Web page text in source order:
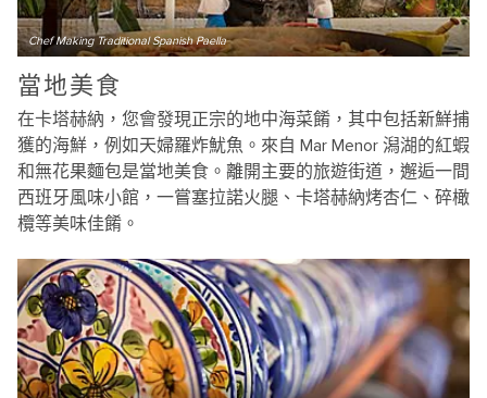
Chef Making Traditional Spanish Paella
當地美食
在卡塔赫納，您會發現正宗的地中海菜餚，其中包括新鮮捕
獲的海鮮，例如天婦羅炸魷魚。來自 Mar Menor 潟湖的紅蝦
和無花果麵包是當地美食。離開主要的旅遊街道，邂逅一間
西班牙風味小館，一嘗塞拉諾火腿、卡塔赫納烤杏仁、碎橄
欖等美味佳餚。